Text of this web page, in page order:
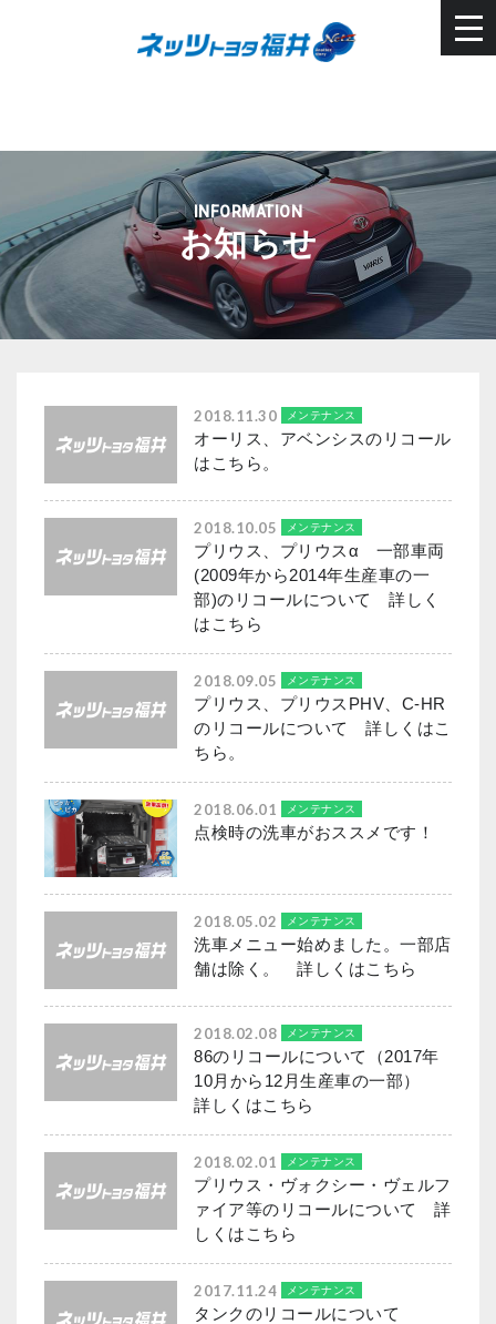
INFORMATION
お知らせ
2018.11.30 メンテナンス
オーリス、アベンシスのリコール
はこちら。
2018.10.05 メンテナンス
プリウス、プリウスα 一部車両
(2009年から2014年生産車の一
部)のリコールについて 詳しく
はこちら
2018.09.05 メンテナンス
プリウス、プリウスPHV、C-HR
のリコールについて 詳しくはこ
ちら。
2018.06.01 メンテナンス
点検時の洗車がおススメです！
2018.05.02 メンテナンス
洗車メニュー始めました。一部店
舗は除く。 詳しくはこちら
2018.02.08 メンテナンス
86のリコールについて（2017年
10月から12月生産車の一部）
詳しくはこちら
2018.02.01 メンテナンス
プリウス・ヴォクシー・ヴェルフ
ァイア等のリコールについて 詳
しくはこちら
2017.11.24 メンテナンス
タンクのリコールについて